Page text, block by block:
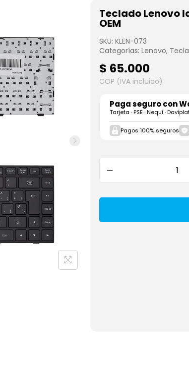
Teclado Lenovo
OEM
SKU: KLEN-073
Categorías: Lenovo,
$ 65.000
COP (IVA incluido)
Paga seguro con
Tarjeta · PSE · Nequi ·
Pagos 100% seguros